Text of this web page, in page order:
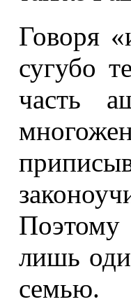
Говоря
сугубо
часть
лишь
семью.